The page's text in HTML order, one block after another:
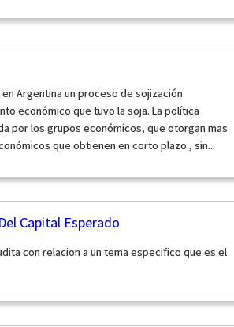
Argentina un proceso de sojización
económico que tuvo la soja. La política
por los grupos económicos, que otorgan mas
que obtienen en corto plazo , sin...
Capital Esperado
con relacion a un tema especifico que es el